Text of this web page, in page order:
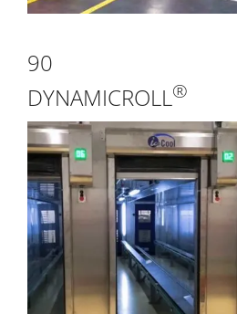
90
DYNAMICROLL®